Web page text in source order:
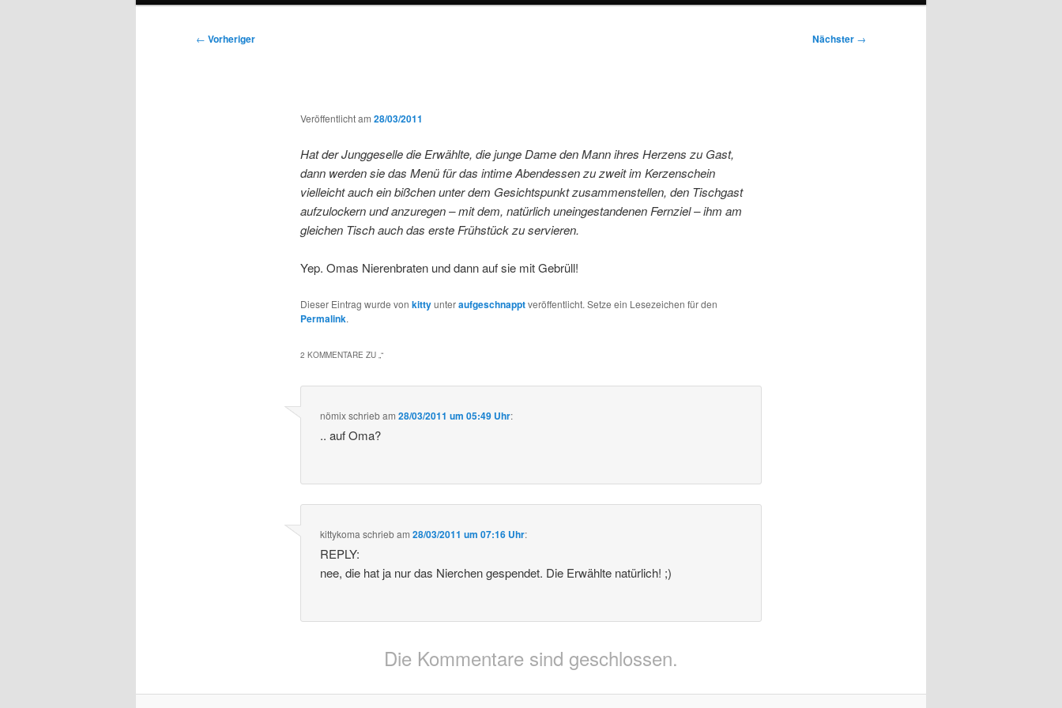
Beitragsnavigation
← Vorheriger Nächster →
Veröffentlicht am 28/03/2011
Hat der Junggeselle die Erwählte, die junge Dame den Mann ihres Herzens zu Gast,
dann werden sie das Menü für das intime Abendessen zu zweit im Kerzenschein
vielleicht auch ein bißchen unter dem Gesichtspunkt zusammenstellen, den Tischgast
aufzulockern und anzuregen – mit dem, natürlich uneingestandenen Fernziel – ihm am
gleichen Tisch auch das erste Frühstück zu servieren.
Yep. Omas Nierenbraten und dann auf sie mit Gebrüll!
Dieser Eintrag wurde von kittyunteraufgeschnapptveröffentlicht. Setze ein Lesezeichen für den
Permalink.
2 KOMMENTARE ZU „“
nömixschriebam28/03/2011 um 05:49 Uhr:
.. auf Oma?
kittykoma schriebam28/03/2011 um 07:16 Uhr:
REPLY:
nee, die hat ja nur das Nierchen gespendet. Die Erwählte natürlich! ;)
Die Kommentare sind geschlossen.